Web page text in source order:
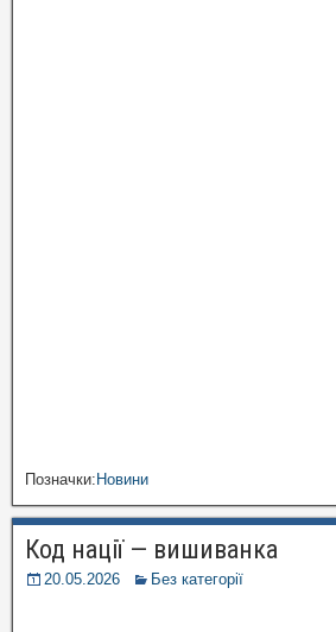
Позначки:Новини
Код нації — вишиванка
20.05.2026 Без категорії